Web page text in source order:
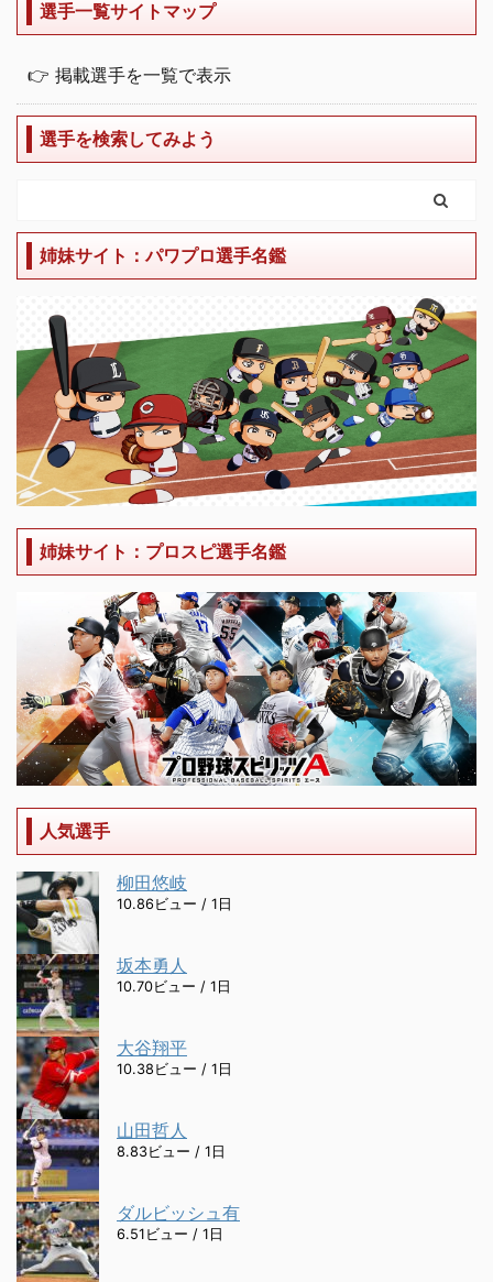
選手一覧サイトマップ
👉 掲載選手を一覧で表示
選手を検索してみよう
姉妹サイト：パワプロ選手名鑑
姉妹サイト：プロスピ選手名鑑
人気選手
柳田悠岐
10.86ビュー / 1日
坂本勇人
10.70ビュー / 1日
大谷翔平
10.38ビュー / 1日
山田哲人
8.83ビュー / 1日
ダルビッシュ有
6.51ビュー / 1日